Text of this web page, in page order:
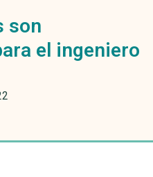
son
el ingeniero